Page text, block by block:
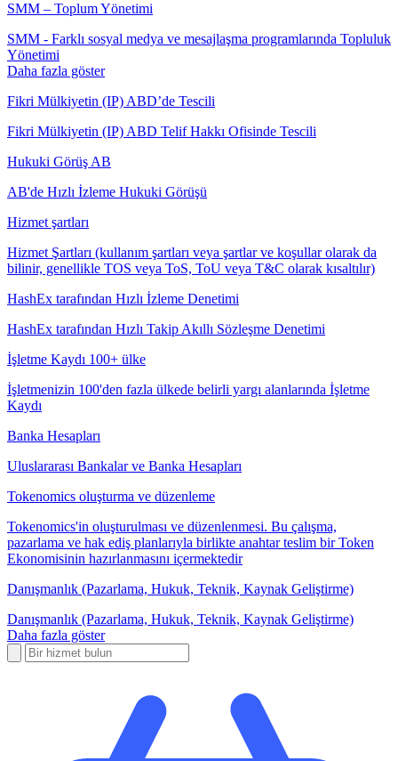
SMM – Toplum Yönetimi
SMM - Farklı sosyal medya ve mesajlaşma programlarında Topluluk
Yönetimi
Daha fazla göster
Fikri Mülkiyetin (IP) ABD’de Tescili
Fikri Mülkiyetin (IP) ABD Telif Hakkı Ofisinde Tescili
Hukuki Görüş AB
AB'de Hızlı İzleme Hukuki Görüşü
Hizmet şartları
Hizmet Şartları (kullanım şartları veya şartlar ve koşullar olarak da
bilinir, genellikle TOS veya ToS, ToU veya T&C olarak kısaltılır)
HashEx tarafından Hızlı İzleme Denetimi
HashEx tarafından Hızlı Takip Akıllı Sözleşme Denetimi
İşletme Kaydı 100+ ülke
İşletmenizin 100'den fazla ülkede belirli yargı alanlarında İşletme
Kaydı
Banka Hesapları
Uluslararası Bankalar ve Banka Hesapları
Tokenomics oluşturma ve düzenleme
Tokenomics'in oluşturulması ve düzenlenmesi. Bu çalışma,
pazarlama ve hak ediş planlarıyla birlikte anahtar teslim bir Token
Ekonomisinin hazırlanmasını içermektedir
Danışmanlık (Pazarlama, Hukuk, Teknik, Kaynak Geliştirme)
Danışmanlık (Pazarlama, Hukuk, Teknik, Kaynak Geliştirme)
Daha fazla göster